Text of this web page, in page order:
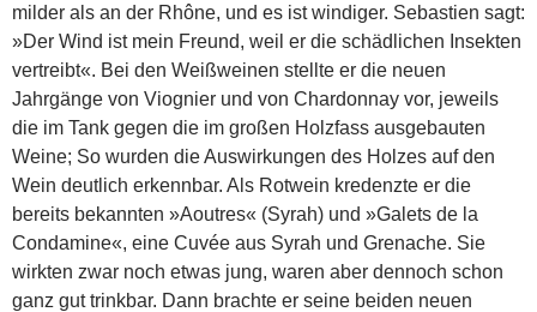
milder als an der Rhône, und es ist windiger. Sebastien sagt:
»Der Wind ist mein Freund, weil er die schädlichen Insekten
vertreibt«. Bei den Weißweinen stellte er die neuen
Jahrgänge von Viognier und von Chardonnay vor, jeweils
die im Tank gegen die im großen Holzfass ausgebauten
Weine; So wurden die Auswirkungen des Holzes auf den
Wein deutlich erkennbar. Als Rotwein kredenzte er die
bereits bekannten »Aoutres« (Syrah) und »Galets de la
Condamine«, eine Cuvée aus Syrah und Grenache. Sie
wirkten zwar noch etwas jung, waren aber dennoch schon
ganz gut trinkbar. Dann brachte er seine beiden neuen